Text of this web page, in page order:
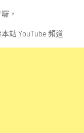
，
站 YouTube 頻道